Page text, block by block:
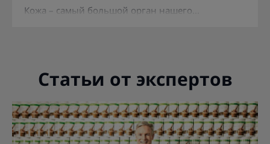
Кожа – самый большой орган нашего...
Статьи от экспертов